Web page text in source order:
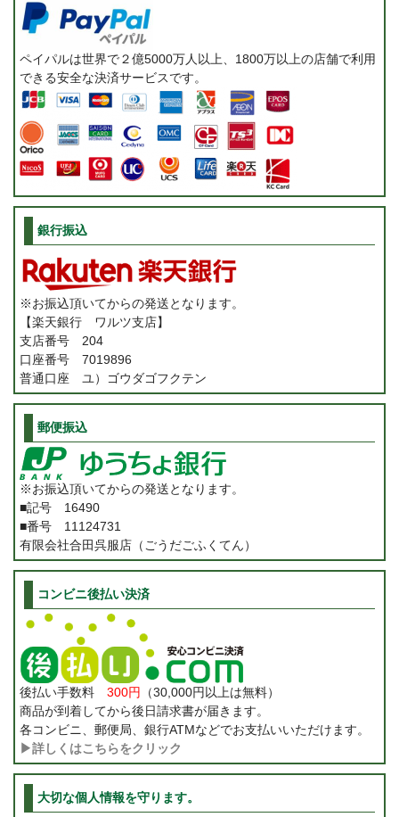
ペイパルは世界で２億5000万人以上、1800万以上の店舗で利用
できる安全な決済サービスです。
銀行振込
※お振込頂いてからの発送となります。
【楽天銀行 ワルツ支店】
支店番号 204
口座番号 7019896
普通口座 ユ）ゴウダゴフクテン
郵便振込
※お振込頂いてからの発送となります。
■記号 16490
■番号 11124731
有限会社合田呉服店（ごうだごふくてん）
コンビニ後払い決済
後払い手数料 300円
（30,000円以上は無料）
商品が到着してから後日請求書が届きます。
各コンビニ、郵便局、銀行ATMなどでお支払いいただけます。
▶詳しくはこちらをクリック
大切な個人情報を守ります。